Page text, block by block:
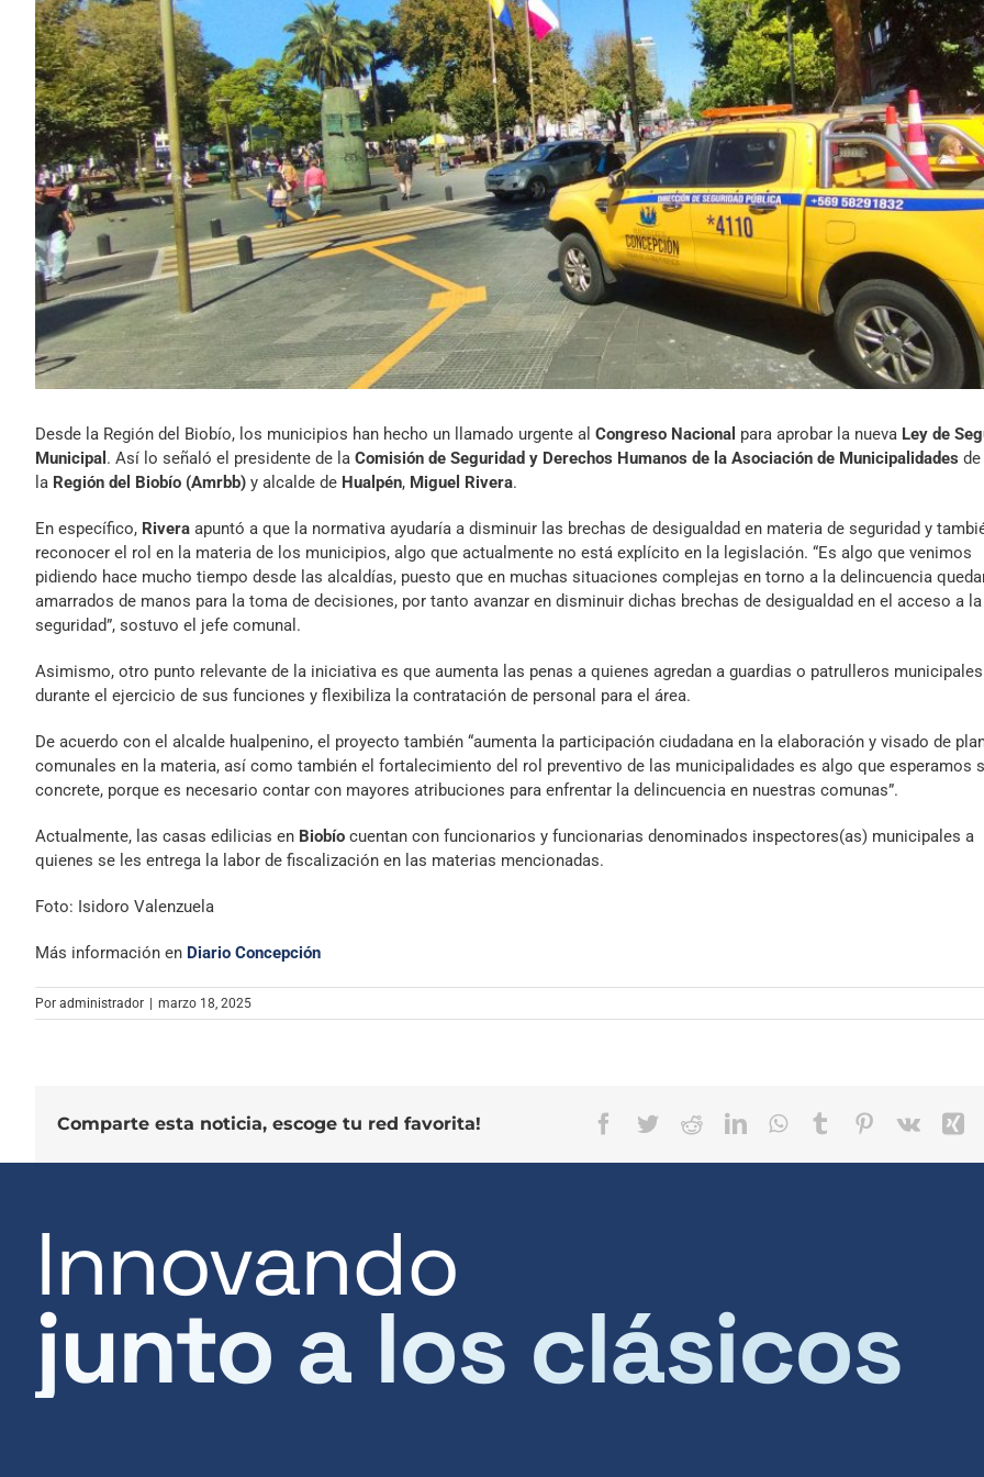
Archivo Sonoro
Desde la Región del Biobío, los municipios han hecho un llamado urgente al Congreso Nacional para aprobar la nueva Ley de
Municipal . Así lo señaló el presidente de la Comisión de Seguridad y Derechos Humanos de la Asociación de Municipalidades de
la Región del Biobío (Amrbb) y alcalde de Hualpén, Miguel Rivera.
En específico, Rivera apuntó a que la normativa ayudaría a disminuir las brechas de desigualdad en materia de seguridad y
reconocer el rol en la materia de los municipios, algo que actualmente no está explícito en la legislación. “Es algo que venimos
pidiendo hace mucho tiempo desde las alcaldías, puesto que en muchas situaciones complejas en torno a la delincuencia
amarrados de manos para la toma de decisiones, por tanto avanzar en disminuir dichas brechas de desigualdad en el acceso a la
seguridad”, sostuvo el jefe comunal.
Asimismo, otro punto relevante de la iniciativa es que aumenta las penas a quienes agredan a guardias o patrulleros municipales
durante el ejercicio de sus funciones y flexibiliza la contratación de personal para el área.
De acuerdo con el alcalde hualpenino, el proyecto también “aumenta la participación ciudadana en la elaboración y visado de
comunales en la materia, así como también el fortalecimiento del rol preventivo de las municipalidades es algo que esperamos
concrete, porque es necesario contar con mayores atribuciones para enfrentar la delincuencia en nuestras comunas”.
Actualmente, las casas edilicias en Biobío cuentan con funcionarios y funcionarias denominados inspectores(as) municipales a
quienes se les entrega la labor de fiscalización en las materias mencionadas.
Foto: Isidoro Valenzuela
Más información en Diario Concepción
Por administrador marzo 18, 2025
Comparte esta noticia, escoge tu red favorita! Facebook
TwitterRedditLinkedInWhatsApp
TumblrPinterest
Vk
Innovando
junto a los clásicos